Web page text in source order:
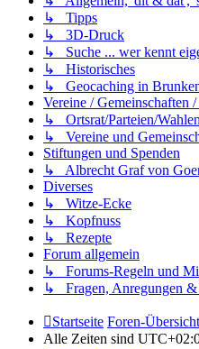
↳ Tipps
↳ 3D-Druck
↳ Suche ... wer kennt
↳ Historisches
↳ Geocaching in
Vereine / Gemeinschaften /
↳ Ortsrat/Parteien/Wahlen
↳ Vereine und
Stiftungen und Spenden
↳ Albrecht Graf von
Diverses
↳ Witze-Ecke
↳ Kopfnuss
↳ Rezepte
Forum allgemein
↳ Forums-Regeln und
↳ Fragen, Anregungen &
Startseite Foren-Übersicht
Alle Zeiten sind